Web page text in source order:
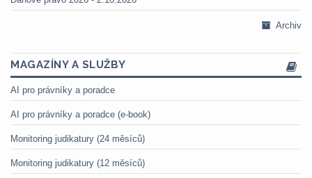
Archiv
MAGAZÍNY A SLUŽBY
AI pro právníky a poradce
AI pro právníky a poradce (e-book)
Monitoring judikatury (24 měsíců)
Monitoring judikatury (12 měsíců)